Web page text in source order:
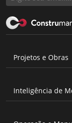
Projetos e Obras
Inteligência de